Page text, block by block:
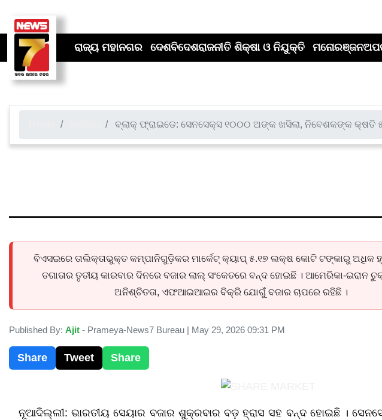
ରାଜ୍ୟ ମହାନଗର ଦେଶବିଦେଶରାଜନୀତି ଶିକ୍ଷା ଓ ନିଯୁକ୍ତି ମନୋରଞ୍ଜନ
ବ୍ଲାକ୍ ଫ୍ରାଇଡେ: ସେନସେକ୍ସ ୧୦୦୦ ଅଙ୍କ ଖସିଲା, ନିବେଶକଙ୍କ କ୍ଷତି
ବିଏସଇରେ ତାଲିକ୍ତାଭୁକ୍ତ କମ୍ପାନିଗୁଡ଼ିକର ମାର୍କେଟ୍ କ୍ୟାପ୍ ୫.୧୭ ଲକ୍ଷ କୋଟି ଟଙ୍କାରୁ ଅଧିକ
ତଗାତାର ତୃତୀୟ କାରବାର ଦିନରେ ବଜାର ଲାଲ୍ ସଂକେତରେ ବନ୍ଦ ହୋଇଛି । ଆମେରିକା-ଇରାନ
ଅନିଶ୍ଚିତତା, ଏଫଆଇଆଇର ବିକ୍ରି ଯୋଗୁଁ ବଜାର ଚାପରେ ରହିଛି ।
Published By: Ajit - Prameya-News7 Bureau | May 29, 2026 09:31 PM
Share Tweet Share
ନୂଆଦିଲ୍ଲୀ: ଭାରତୀୟ ସେୟାର ବଜାର ଶୁକ୍ରବାର ବଡ଼ ହ୍ରାସ ସହ ବନ୍ଦ ହୋଇଛି ।